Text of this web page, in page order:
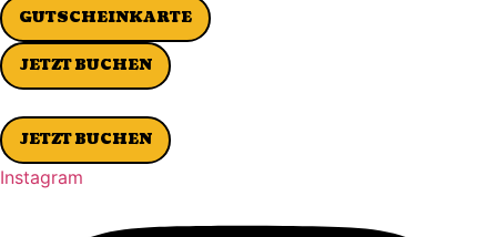
GUTSCHEINKARTE
JETZT BUCHEN
JETZT BUCHEN
Instagram